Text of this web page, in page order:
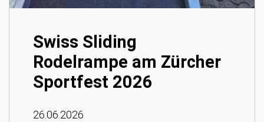
Swiss Sliding
Rodelrampe am Zürcher
Sportfest 2026
26.06.2026